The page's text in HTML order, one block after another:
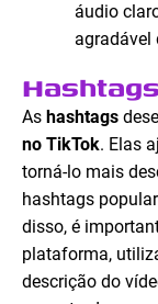
áudio
agradável
As hashtags
no TikTok. Elas
torná-lo mais
hashtags
disso, é
plataforma,
descrição do